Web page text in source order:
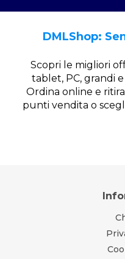
DMLShop:
Scopri le migliori
tablet, PC, grandi
Ordina online e
punti vendita o